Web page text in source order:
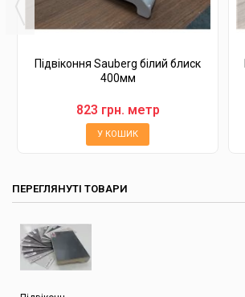
Підвіконня Sauberg білий блиск
400мм
823 грн. метр
У КОШИК
ПЕРЕГЛЯНУТІ ТОВАРИ